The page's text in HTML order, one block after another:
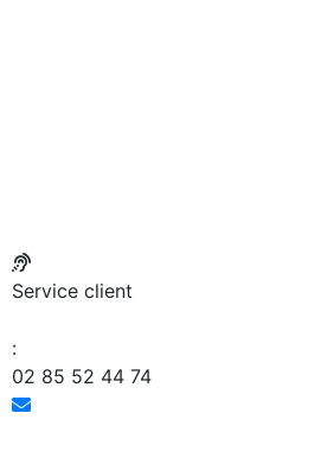
Service client
:
02 85 52 44 74